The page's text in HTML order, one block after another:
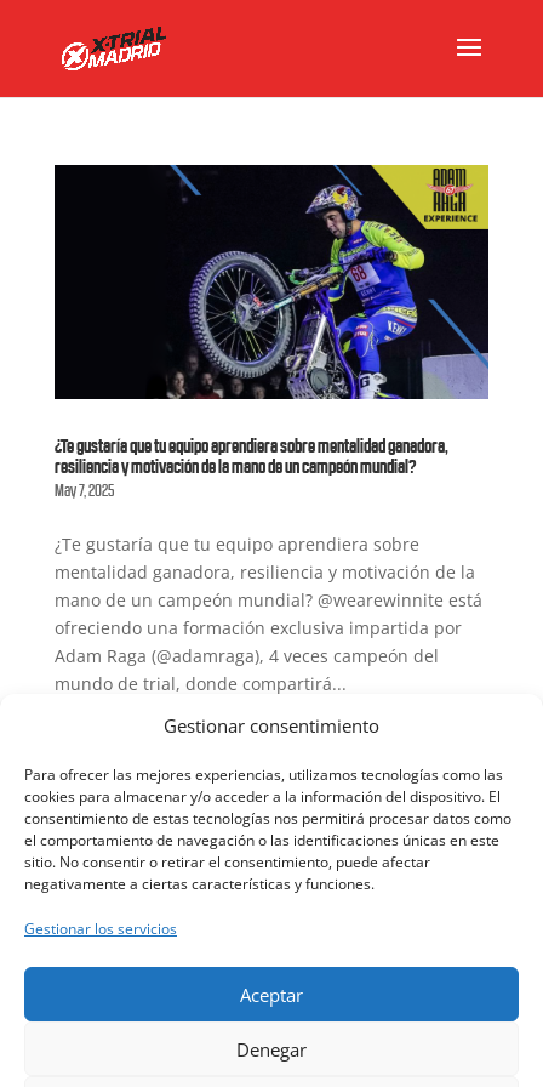
Gestionar consentimiento
Para ofrecer las mejores experiencias, utilizamos tecnologías como las
cookies para almacenar y/o acceder a la información del dispositivo. El
consentimiento de estas tecnologías nos permitirá procesar datos como
el comportamiento de navegación o las identificaciones únicas en este
sitio. No consentir o retirar el consentimiento, puede afectar
negativamente a ciertas características y funciones.
Gestionar los servicios
Aceptar
Denegar
¿Te gustaría que tu equipo aprendiera sobre mentalidad ganadora,
resiliencia y motivación de la mano de un campeón mundial?
May 7, 2025
¿Te gustaría que tu equipo aprendiera sobre
mentalidad ganadora, resiliencia y motivación de la
mano de un campeón mundial? @wearewinnite está
ofreciendo una formación exclusiva impartida por
Adam Raga (@adamraga), 4 veces campeón del
mundo de trial, donde compartirá...
Haz clic en «Estoy de acuerdo» para
activar Twitter